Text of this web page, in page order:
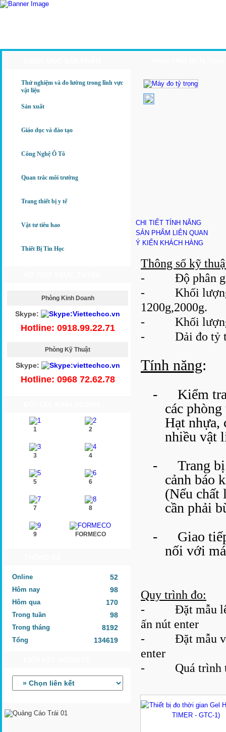
Thử nghiệm và đo lường trong lĩnh vực
vật liệu
Sản xuất
Giáo dục và đào tạo
Công Nghệ Ô Tô
Quan trắc môi trường
Trang thiết bị y tế
Vật tư tiêu hao
Thiết Bị Tin Học
Phòng Kinh Doanh
Skype:
Hotline: 0918.99.22.71
Phòng Kỹ Thuật
Skype:
Hotline: 0968 72.62.78
1 2
3 4
5 6
7 8
9 FORMECO
Online 52
Hôm nay 98
Hôm qua 170
Trong tuần 98
Trong tháng 8192
Tổng 134619
CHI TIẾT TÍNH NĂNG
SẢN PHẨM LIÊN QUAN
Ý KIẾN KHÁCH HÀNG
Thông số kỹ
- Độ phân giải
- Khối lượng
1200g,2000g.
- Khối lượng
- Dải đo tỷ
Tính năng:
-
Kiểm
các
Hạt nhựa,
nhiều vật
-
Trang
cảnh báo
(Nếu chất
cần phải
-
Giao
nối với
Quy trình đo:
- Đặt mẫu lên
ấn nút enter
- Đặt mẫu vào
enter
- Quá trình tính